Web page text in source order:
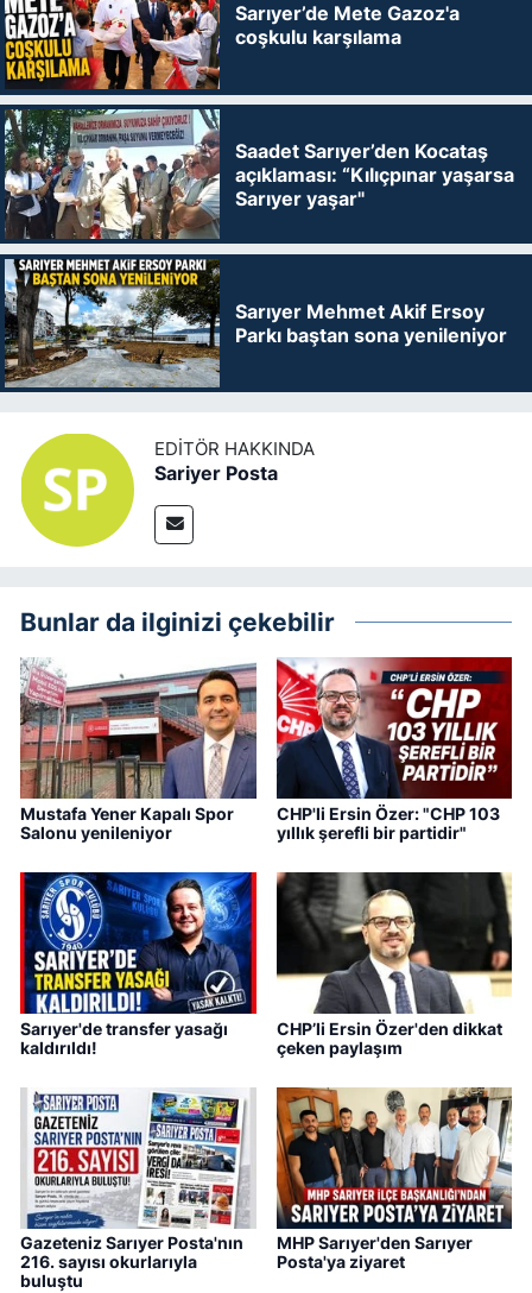
Sarıyer’de Mete Gazoz'a
coşkulu karşılama
Saadet Sarıyer’den Kocataş
açıklaması: “Kılıçpınar yaşarsa
Sarıyer yaşar"
Sarıyer Mehmet Akif Ersoy
Parkı baştan sona yenileniyor
EDITÖR HAKKINDA
Sariyer Posta
Bunlar da ilginizi çekebilir
Mustafa Yener Kapalı Spor
Salonu yenileniyor
CHP'li Ersin Özer: "CHP 103
yıllık şerefli bir partidir"
Sarıyer'de transfer yasağı
kaldırıldı!
CHP’li Ersin Özer'den dikkat
çeken paylaşım
Gazeteniz Sarıyer Posta'nın
216. sayısı okurlarıyla
buluştu
MHP Sarıyer'den Sarıyer
Posta'ya ziyaret